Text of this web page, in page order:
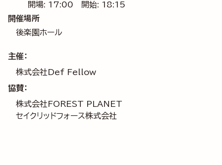
開場: 17:00
開始: 18:15
開催場所
後楽園ホール
主催：
株式会社Def Fellow
協賛：
株式会社FOREST PLANET
セイクリッドフォース株式会社